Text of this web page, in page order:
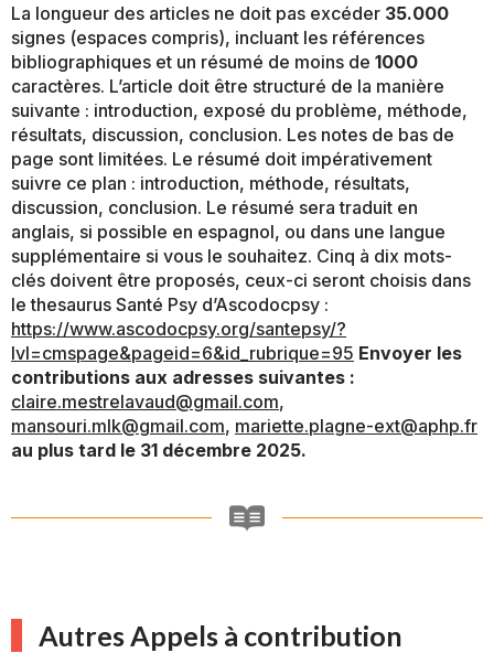
La longueur des articles ne doit pas excéder 35.000
signes (espaces compris), incluant les références
bibliographiques et un résumé de moins de 1000
caractères. L’article doit être structuré de la manière
suivante : introduction, exposé du problème, méthode,
résultats, discussion, conclusion. Les notes de bas de
page sont limitées. Le résumé doit impérativement
suivre ce plan : introduction, méthode, résultats,
discussion, conclusion. Le résumé sera traduit en
anglais, si possible en espagnol, ou dans une langue
supplémentaire si vous le souhaitez. Cinq à dix mots-
clés doivent être proposés, ceux-ci seront choisis dans
le thesaurus Santé Psy d’Ascodocpsy :
https://www.ascodocpsy.org/santepsy/?
lvl=cmspage&pageid=6&id_rubrique=95 Envoyer les
contributions aux adresses suivantes :
claire.mestrelavaud@gmail.com,
mansouri.mlk@gmail.com, mariette.plagne-ext@aphp.fr
au plus tard le 31 décembre 2025.
Autres Appels à contribution